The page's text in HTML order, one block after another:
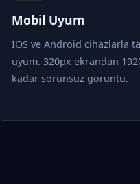
Mobil Uyum
IOS ve Android cihazlarla
uyum. 320px ekrandan
kadar sorunsuz görüntü.